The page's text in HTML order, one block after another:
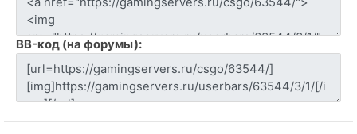
BB-код (на форумы):